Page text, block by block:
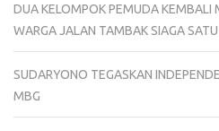
DUA KELOMPOK PEMUDA KEMBALI
WARGA JALAN TAMBAK SIAGA SATU
SUDARYONO TEGASKAN
MBG